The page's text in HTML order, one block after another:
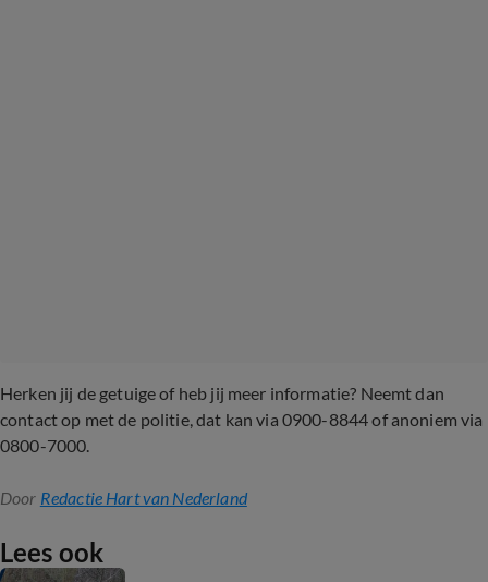
Herken jij de getuige of heb jij meer informatie? Neemt dan
contact op met de politie, dat kan via 0900-8844 of anoniem via
0800-7000.
Door Redactie Hart van Nederland
Lees ook